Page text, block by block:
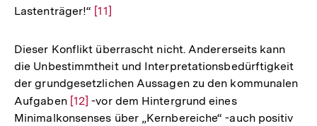
Lastenträger!“ Zur
der
Fußnote
[11]
Dieser Konflikt überrascht nicht. Andererseits kann
die Unbestimmtheit und Interpretationsbedürftigkeit
der grundgesetzlichen Aussagen zu den kommunalen
Aufgaben Zur
Auflösung
[12] -vor dem Hintergrund eines
Minimalkonsenses über „Kernbereiche“ -auch positiv